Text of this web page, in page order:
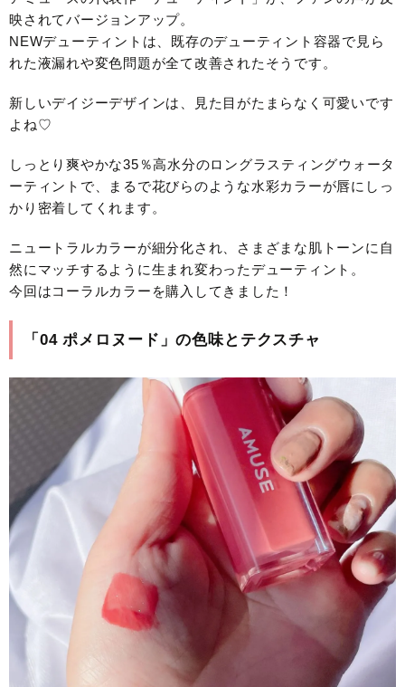
映されてバージョンアップ。
NEWデューティントは、既存のデューティント容器で見ら
れた液漏れや変色問題が全て改善されたそうです。
新しいデイジーデザインは、見た目がたまらなく可愛いです
よね♡
しっとり爽やかな35％高水分のロングラスティングウォータ
ーティントで、まるで花びらのような水彩カラーが唇にしっ
かり密着してくれます。
ニュートラルカラーが細分化され、さまざまな肌トーンに自
然にマッチするように生まれ変わったデューティント。
今回はコーラルカラーを購入してきました！
「04 ポメロヌード」の色味とテクスチャ